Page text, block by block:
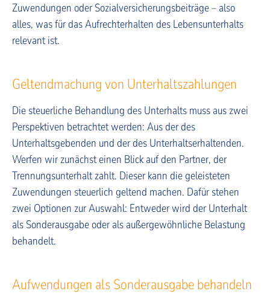
Zuwendungen oder Sozialversicherungsbeiträge – also
alles, was für das Aufrechterhalten des Lebensunterhalts
relevant ist.
Geltendmachung von Unterhaltszahlungen
Die steuerliche Behandlung des Unterhalts muss aus zwei
Perspektiven betrachtet werden: Aus der des
Unterhaltsgebenden und der des Unterhaltserhaltenden.
Werfen wir zunächst einen Blick auf den Partner, der
Trennungsunterhalt zahlt. Dieser kann die geleisteten
Zuwendungen steuerlich geltend machen. Dafür stehen
zwei Optionen zur Auswahl: Entweder wird der Unterhalt
als Sonderausgabe oder als außergewöhnliche Belastung
behandelt.
Aufwendungen als Sonderausgabe behandeln